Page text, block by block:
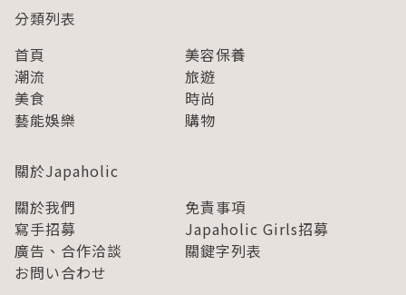
分類列表
首頁
美容保養
潮流
旅遊
美食
時尚
藝能娛樂
購物
關於Japaholic
關於我們
免責事項
寫手招募
Japaholic Girls招募
廣告、合作洽談
關鍵字列表
お問い合わせ